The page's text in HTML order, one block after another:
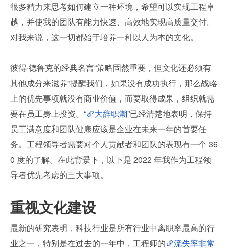
很多精力来思考如何建立一种环境，希望可以实现工程卓
越，并使我的团队有能力快速、高效地实现高质量交付。
对我来说，这一切都始于培养一种以人为本的文化。
彼得·德鲁克的经典名言“策略固然重要，但文化还必须有
其他成分来滋养”提醒我们，如果没有成功执行，那么战略
上的优先事项就没有商业价值，而要取得成果，组织就需
要在员工身上投资。“
大辞职潮”已经清楚地表明，保持
员工满意度和团队健康应该是企业在未来一年的首要任
务。工程领导者需要对个人贡献者和团队的表现有一个 36
0 度的了解。在此背景下，以下是 2022 年我作为工程领
导者优先考虑的三大事项。
重视文化建设
最新的研究表明，科技行业是所有行业中离职率最高的行
业之一，特别是在过去的一年中，工程师的
流失率非常